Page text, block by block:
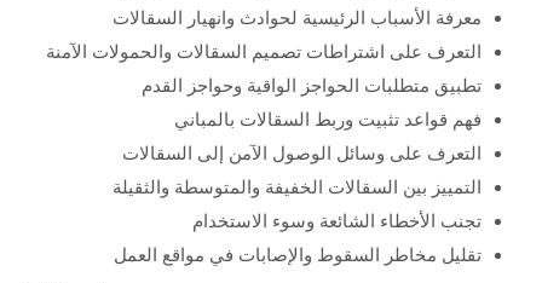
معرفة الأسباب الرئيسية لحوادث وانهيار السقالات
التعرف على اشتراطات تصميم السقالات والحمولات الآمنة
تطبيق متطلبات الحواجز الواقية وحواجز القدم
فهم قواعد تثبيت وربط السقالات بالمباني
التعرف على وسائل الوصول الآمن إلى السقالات
التمييز بين السقالات الخفيفة والمتوسطة والثقيلة
تجنب الأخطاء الشائعة وسوء الاستخدام
تقليل مخاطر السقوط والإصابات في مواقع العمل